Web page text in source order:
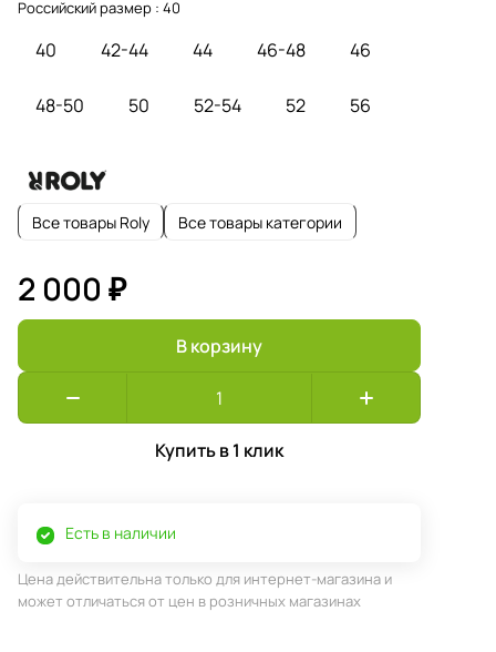
Российский размер : 40
40 42-44 44 46-48 46
48-50 50 52-54 52 56
Все товары Roly Все товары категории
2 000 ₽
В корзину
Купить в 1 клик
Есть в наличии
Цена действительна только для интернет-магазина и
может отличаться от цен в розничных магазинах